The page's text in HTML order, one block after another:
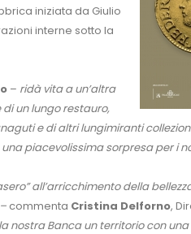
iniziata da Giulio
interne sotto la
– ridà vita a un’altra
un lungo restauro,
e di altri lungimiranti
piacevolissima sorpresa per i
all’arricchimento della
commenta Cristina Delforno,
nostra Banca un territorio con